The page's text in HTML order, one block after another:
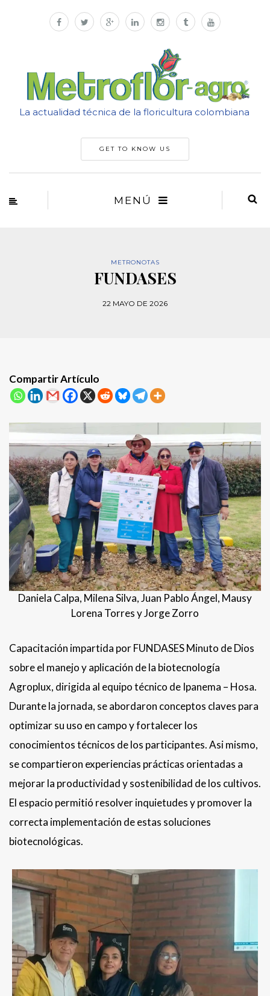
La actualidad técnica de la floricultura colombiana
GET TO KNOW US
MENÚ
METRONOTAS
FUNDASES
22 MAYO DE 2026
Compartir Artículo
Daniela Calpa, Milena Silva, Juan Pablo Ángel, Mausy
Lorena Torres y Jorge Zorro
Capacitación impartida por FUNDASES Minuto de Dios
sobre el manejo y aplicación de la biotecnología
Agroplux, dirigida al equipo técnico de Ipanema – Hosa.
Durante la jornada, se abordaron conceptos claves para
optimizar su uso en campo y fortalecer los
conocimientos técnicos de los participantes. Asi mismo,
se compartieron experiencias prácticas orientadas a
mejorar la productividad y sostenibilidad de los cultivos.
El espacio permitió resolver inquietudes y promover la
correcta implementación de estas soluciones
biotecnológicas.